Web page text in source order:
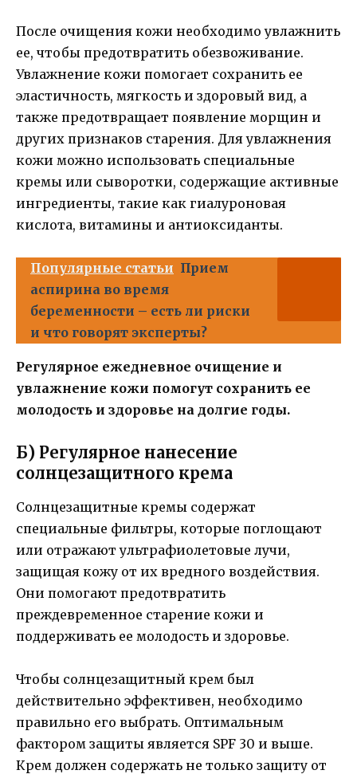
После очищения кожи необходимо увлажнить
ее, чтобы предотвратить обезвоживание.
Увлажнение кожи помогает сохранить ее
эластичность, мягкость и здоровый вид, а
также предотвращает появление морщин и
других признаков старения. Для увлажнения
кожи можно использовать специальные
кремы или сыворотки, содержащие активные
ингредиенты, такие как гиалуроновая
кислота, витамины и антиоксиданты.
Популярные статьи Прием
аспирина во время
беременности – есть ли риски
и что говорят эксперты?
Регулярное ежедневное очищение и
увлажнение кожи помогут сохранить ее
молодость и здоровье на долгие годы.
Б) Регулярное нанесение
солнцезащитного крема
Солнцезащитные кремы содержат
специальные фильтры, которые поглощают
или отражают ультрафиолетовые лучи,
защищая кожу от их вредного воздействия.
Они помогают предотвратить
преждевременное старение кожи и
поддерживать ее молодость и здоровье.
Чтобы солнцезащитный крем был
действительно эффективен, необходимо
правильно его выбрать. Оптимальным
фактором защиты является SPF 30 и выше.
Крем должен содержать не только защиту от